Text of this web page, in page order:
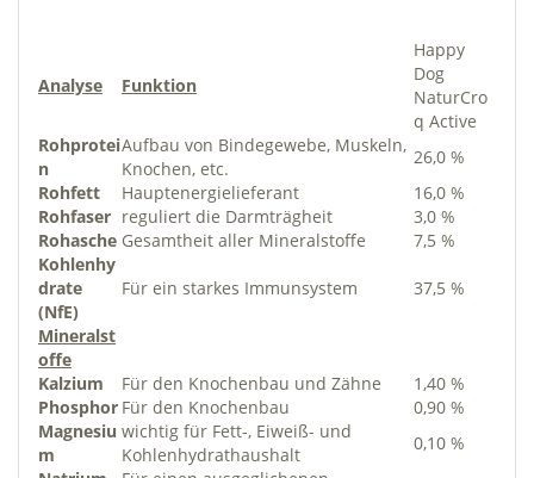
Analyse Funktion
Happy
Dog
NaturCro
q Active
Rohprotei
n
Aufbau von Bindegewebe, Muskeln,
Knochen, etc.
26,0 %
Rohfett
Hauptenergielieferant
16,0 %
Rohfaser reguliert die Darmträgheit
3,0 %
Rohasche Gesamtheit aller Mineralstoffe
7,5 %
Kohlenhy
drate
(NfE)
Für ein starkes Immunsystem 37,5 %
Mineralst
offe
Kalzium
Für den Knochenbau und Zähne
1,40 %
Phosphor Für den Knochenbau
0,90 %
Magnesiu
m
wichtig für Fett-, Eiweiß- und
Kohlenhydrathaushalt
0,10 %